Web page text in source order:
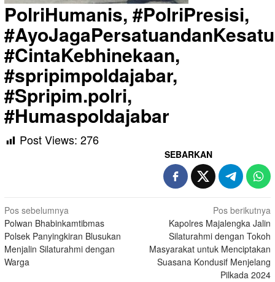
PolriHumanis, #PolriPresisi,
#CintaKebhinekaan,
#spripimpoldajabar,
#Spripim.polri,
#Humaspoldajabar
Post Views: 276
SEBARKAN
Navigasi
pos
Pos sebelumnya
Polwan Bhabinkamtibmas
Polsek Panyingkiran Blusukan
Menjalin Silaturahmi dengan
Warga
Pos berikutnya
Kapolres Majalengka Jalin
Silaturahmi dengan Tokoh
Masyarakat untuk Menciptakan
Suasana Kondusif Menjelang
Pilkada 2024